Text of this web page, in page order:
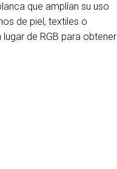
que amplían su uso
de piel, textiles o
de RGB para obtener